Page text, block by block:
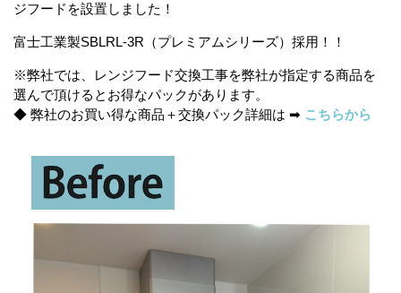
ジフードを設置しました！
富士工業製SBLRL-3R（プレミアムシリーズ）採用！！
※弊社では、レンジフード交換工事を弊社が指定する商品を
選んで頂けるとお得なパックがあります。
◆ 弊社のお買い得な商品＋交換パック詳細は ➡ こちらから